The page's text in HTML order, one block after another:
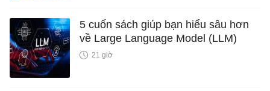
5 cuốn sách giúp bạn hiểu sâu hơn
về Large Language Model (LLM)
21 giờ